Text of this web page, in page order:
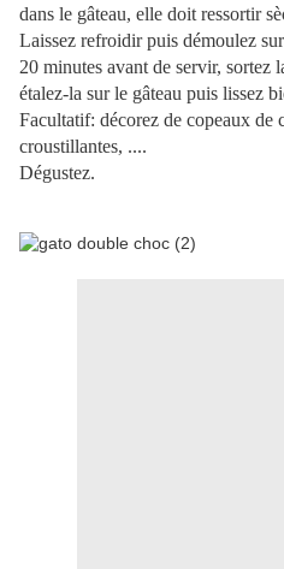
dans le gâteau, elle doit ressortir
Laissez refroidir puis démoulez
20 minutes avant de servir, sortez
étalez-la sur le gâteau puis lissez
Facultatif: décorez de copeaux de
croustillantes, ....
Dégustez.